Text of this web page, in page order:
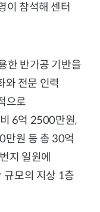
이 참석해 센터
한 반가공 기반을
와 전문 인력
으로
6억 2500만원,
원 등 총 30억
지 일원에
모의 지상 1층